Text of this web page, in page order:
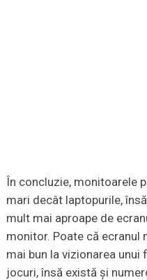
În concluzie, monitoarele
mari decât laptopurile,
mult mai aproape de
monitor. Poate că ecranul
mai bun la vizionarea
jocuri, însă există şi